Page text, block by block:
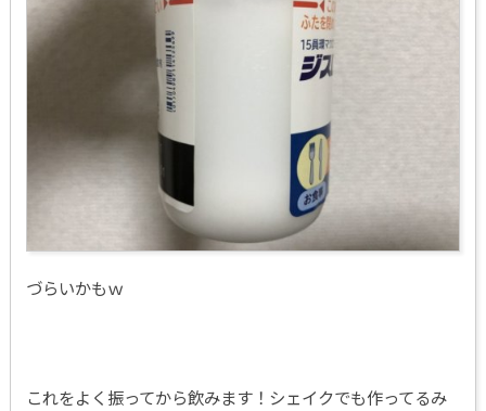
づらいかもｗ
これをよく振ってから飲みます！シェイクでも作ってるみ